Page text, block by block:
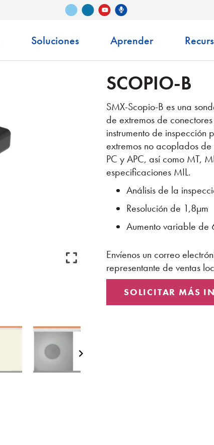
Vimeo LinkedInYouTubePodcast de Senko
Soluciones Aprender
SCOPIO-B
SMX-Scopio-B es una
de extremos de
instrumento de inspección
extremos no acoplados
PC y APC, así como MT,
especificaciones MIL.
Análisis de la
Resolución de 1,8µm
Aumento variable de
Envíenos un correo
representante de ventas
SOLICITAR MÁS